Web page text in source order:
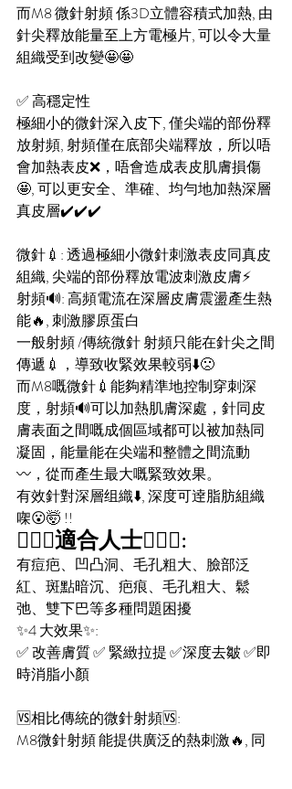
而M8 微針射頻 係3D立體容積式加熱, 由
針尖釋放能量至上方電極片, 可以令大量
組織受到改變🤩🤩
✅ 高穩定性
極細小的微針深入皮下, 僅尖端的部份釋
放射頻, 射頻僅在底部尖端釋放，所以唔
會加熱表皮❌，唔會造成表皮肌膚損傷
🤩, 可以更安全、準確、均勻地加熱深層
真皮層✔️✔️✔️
微針💉: 透過極細小微針刺激表皮同真皮
組織, 尖端的部份釋放電波刺激皮膚⚡
射頻🔊: 高頻電流在深層皮膚震盪產生熱
能🔥, 刺激膠原蛋白
一般射頻 /傳統微針 射頻只能在針尖之間
傳遞💉，導致收緊效果較弱⬇️🙁
而M8嘅微針💉能夠精準地控制穿刺深
度，射頻🔊可以加熱肌膚深處，針同皮
膚表面之間嘅成個區域都可以被加熱同
凝固，能量能在尖端和整體之間流動
〰️，從而產生最大嘅緊致效果。
有效針對深層组織⬇️, 深度可逹脂肪組織
㗎😮🤯 !!
🧏🏻‍♀️適合人士🧏🏻‍♀️:
有痘疤、凹凸洞、毛孔粗大、臉部泛
紅、斑點暗沉、疤痕、毛孔粗大、鬆
弛、雙下巴等多種問題困擾
✨4 大效果✨:
✅ 改善膚質 ✅ 緊緻拉提 ✅深度去皺 ✅即
時消脂小顏
🆚相比傳統的微針射頻🆚:
M8微針射頻 能提供廣泛的熱刺激🔥, 同